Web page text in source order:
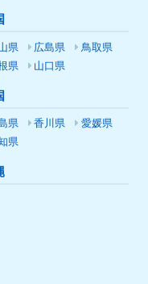
県 広島県
鳥取県
県
山口県
県 香川県
愛媛県
県